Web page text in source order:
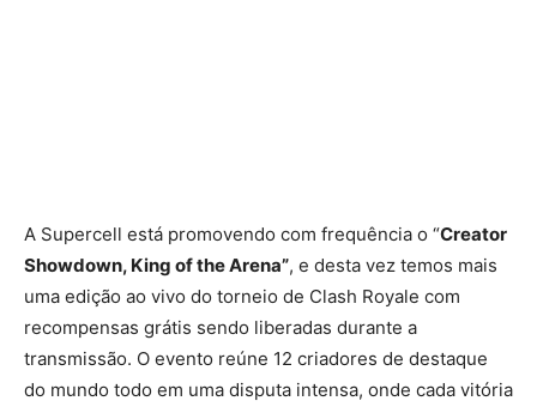
A Supercell está promovendo com frequência o “Creator
Showdown, King of the Arena”, e desta vez temos mais
uma edição ao vivo do torneio de Clash Royale com
recompensas grátis sendo liberadas durante a
transmissão. O evento reúne 12 criadores de destaque
do mundo todo em uma disputa intensa, onde cada vitória